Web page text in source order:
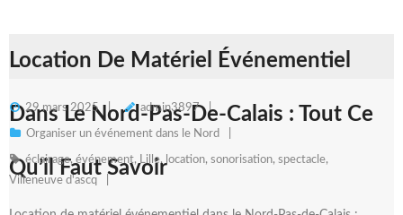
Location De Matériel Événementiel
Dans Le Nord-Pas-De-Calais : Tout Ce
Qu’il Faut Savoir
29 mars 2025 admin3897
Organiser un événement dans le Nord
éclairage, événement, Lille, location, sonorisation, spectacle,
Villeneuve d'ascq